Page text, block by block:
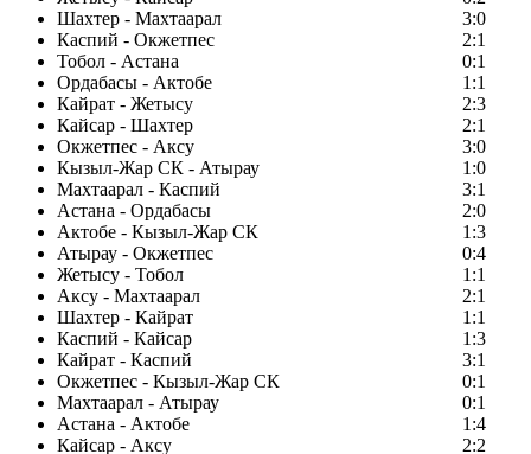
Шахтер - Махтаарал
3:0
Каспий - Окжетпес
2:1
Тобол - Астана
0:1
Ордабасы - Актобе
1:1
Кайрат - Жетысу
2:3
Кайсар - Шахтер
2:1
Окжетпес - Аксу
3:0
Кызыл-Жар СК - Атырау
1:0
Махтаарал - Каспий
3:1
Астана - Ордабасы
2:0
Актобе - Кызыл-Жар СК
1:3
Атырау - Окжетпес
0:4
Жетысу - Тобол
1:1
Аксу - Махтаарал
2:1
Шахтер - Кайрат
1:1
Каспий - Кайсар
1:3
Кайрат - Каспий
3:1
Окжетпес - Кызыл-Жар СК
0:1
Махтаарал - Атырау
0:1
Астана - Актобе
1:4
Кайсар - Аксу
2:2